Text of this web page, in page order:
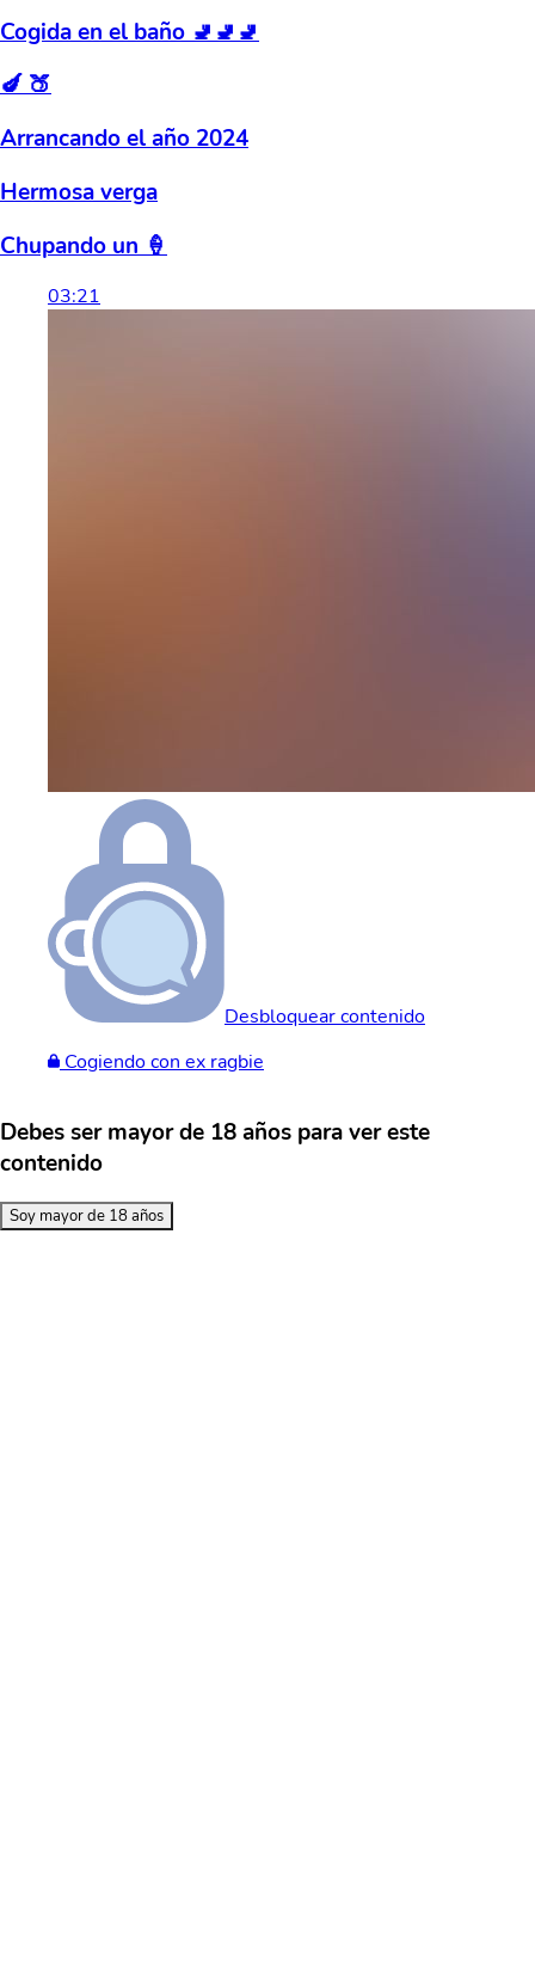
Cogida en el baño 🚽🚽🚽
🍆 🍑
Arrancando el año 2024
Hermosa verga
Chupando un 🍦
03:21
Desbloquear contenido
Cogiendo con ex ragbie
Debes ser mayor de 18 años para ver este
contenido
Soy mayor de 18 años